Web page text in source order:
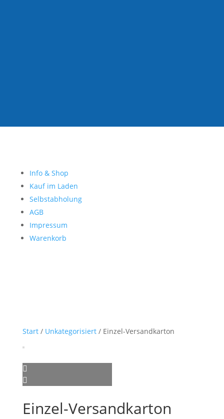
Info & Shop
Kauf im Laden
Selbstabholung
AGB
Impressum
Warenkorb
Start/ Unkategorisiert/ Einzel-Versandkarton
Einzel-Versandkarton